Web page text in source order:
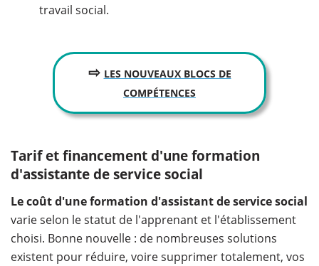
travail social.
⇨ LES NOUVEAUX BLOCS DE
COMPÉTENCES
Tarif et financement d'une formation
d'assistante de service social
Le coût d'une formation d'assistant de service social
varie selon le statut de l'apprenant et l'établissement
choisi. Bonne nouvelle : de nombreuses solutions
existent pour réduire, voire supprimer totalement, vos